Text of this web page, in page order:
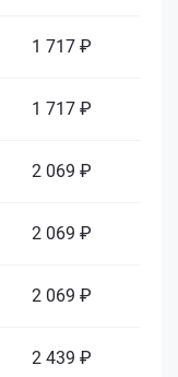
1 717 ₽
1 717 ₽
2 069 ₽
2 069 ₽
2 069 ₽
2 439 ₽